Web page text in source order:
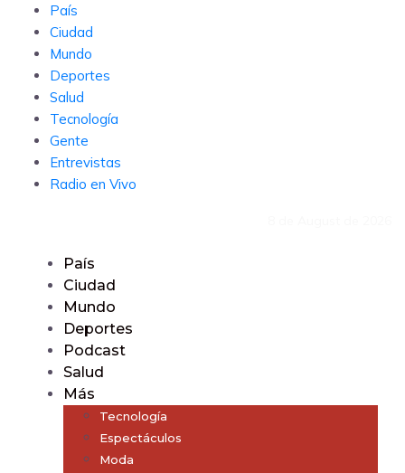
País
Ciudad
Mundo
Deportes
Salud
Tecnología
Gente
Entrevistas
Radio en Vivo
País
Ciudad
Mundo
Deportes
Podcast
Salud
Más
Tecnología
Espectáculos
Moda